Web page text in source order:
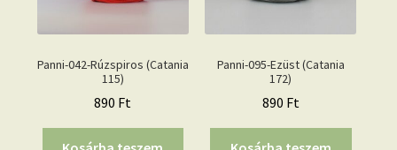
Panni-042-Rúzspiros (Catania
115)
890 Ft
Panni-095-Ezüst (Catania
172)
890 Ft